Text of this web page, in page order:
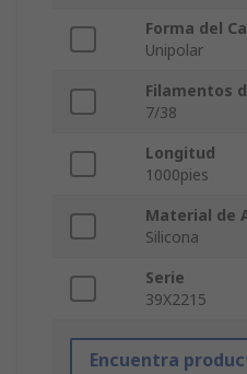
Forma del
Unipolar
Filamentos
7/38
Longitud
1000pies
Material de
Silicona
Serie
39X2215
Encuentra